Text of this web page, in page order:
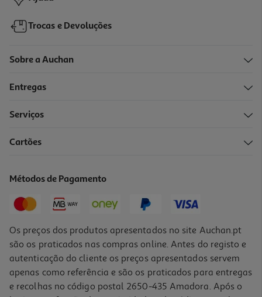
Trocas e Devoluções
Sobre a Auchan
Entregas
Serviços
Cartões
Métodos de Pagamento
Os preços dos produtos apresentados no site Auchan.pt
são os praticados nas compras online. Antes do registo e
autenticação do cliente os preços apresentados servem
apenas como referência e são os praticados para entregas
e recolhas no código postal 2650-435 Amadora. Após o